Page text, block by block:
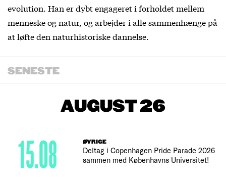
evolution. Han er dybt engageret i forholdet mellem
menneske og natur, og arbejder i alle sammenhænge på
at løfte den naturhistoriske dannelse.
SENESTE
AUGUST 26
ØVRIGE
Deltag i Copenhagen Pride Parade 2026
sammen med Københavns Universitet!
15.08